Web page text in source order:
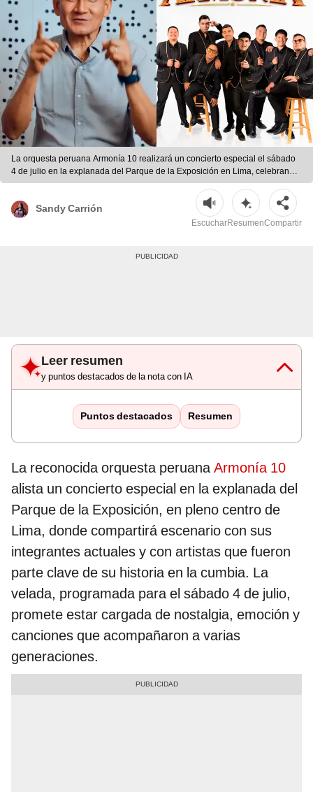
La orquesta peruana Armonía 10 realizará un concierto especial el sábado
4 de julio en la explanada del Parque de la Exposición en Lima, celebrando
su legado en la cumbia. | Fotos: Facebook
Sandy Carrión
EscucharResumenCompartir
Leer resumen
y puntos destacados de la nota con IA
Puntos destacados Resumen
La reconocida orquesta peruanaArmonía 10
alista un concierto especial en la explanada del
Parque de la Exposición, en pleno centro de
Lima, donde compartirá escenario con sus
integrantes actuales y con artistas que fueron
parte clave de su historia en la cumbia. La
velada, programada para el sábado 4 de julio,
promete estar cargada de nostalgia, emoción y
canciones que acompañaron a varias
generaciones.